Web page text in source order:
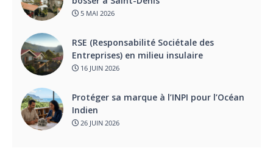
5 MAI 2026
RSE (Responsabilité Sociétale des
Entreprises) en milieu insulaire
16 JUIN 2026
Protéger sa marque à l’INPI pour l’Océan
Indien
26 JUIN 2026